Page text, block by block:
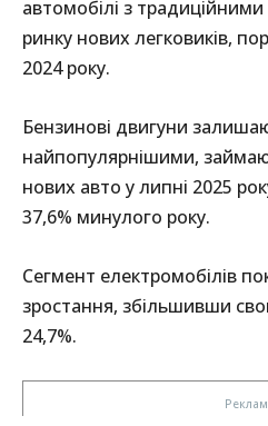
автомобілі з
ринку нових легковиків,
2024 року.
Бензинові двигуни
найпопулярнішими,
нових авто у липні 2025
37,6% минулого року.
Сегмент електромобілів
зростання, збільшивши
24,7%.